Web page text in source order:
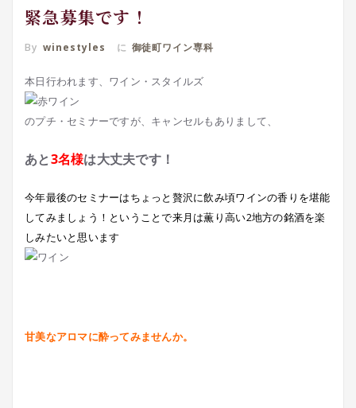
緊急募集です！
By winestyles に 御徒町ワイン専科
本日行われます、ワイン・スタイルズ
のプチ・セミナーですが、キャンセルもありまして、
あと3名様は大丈夫です！
今年最後のセミナーはちょっと贅沢に飲み頃ワインの香りを堪能
してみましょう！ということで来月は薫り高い2地方の銘酒を楽
しみたいと思います
甘美なアロマに酔ってみませんか。